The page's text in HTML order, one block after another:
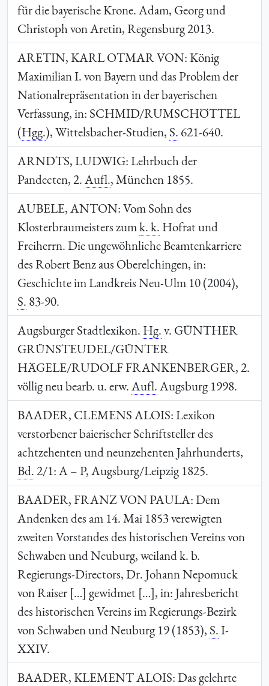
für die bayerische Krone. Adam, Georg und
Christoph von Aretin, Regensburg 2013.
ARETIN, KARL OTMAR VON: König
Maximilian I. von Bayern und das Problem der
Nationalrepräsentation in der bayerischen
Verfassung, in:SCHMID/RUMSCHÖTTEL
(Hgg.), Wittelsbacher-Studien,S. 621-640.
ARNDTS, LUDWIG: Lehrbuch der
Pandecten, 2.Aufl., München 1855.
AUBELE, ANTON: Vom Sohn des
Klosterbraumeisters zumk. k. Hofrat und
Freiherrn. Die ungewöhnliche Beamtenkarriere
des Robert Benz aus Oberelchingen, in:
Geschichte im Landkreis Neu-Ulm 10 (2004),
S. 83-90.
Augsburger Stadtlexikon. Hg.v. GÜNTHER
GRÜNSTEUDEL/GÜNTER
HÄGELE/RUDOLF FRANKENBERGER, 2.
völlig neu bearb. u. erw.Aufl.Augsburg 1998.
BAADER, CLEMENS ALOIS: Lexikon
verstorbener baierischer Schriftsteller des
achtzehenten und neunzehenten Jahrhunderts,
Bd.2/1: A – P, Augsburg/Leipzig 1825.
BAADER, FRANZ VON PAULA: Dem
Andenken des am 14. Mai 1853 verewigten
zweiten Vorstandes des historischen Vereins von
Schwaben und Neuburg, weiland k. b.
Regierungs-Directors, Dr. Johann Nepomuck
von Raiser […] gewidmet […], in: Jahresbericht
des historischen Vereins im Regierungs-Bezirk
von Schwaben und Neuburg 19 (1853),S.I-
XXIV.
BAADER, KLEMENT ALOIS: Das gelehrte